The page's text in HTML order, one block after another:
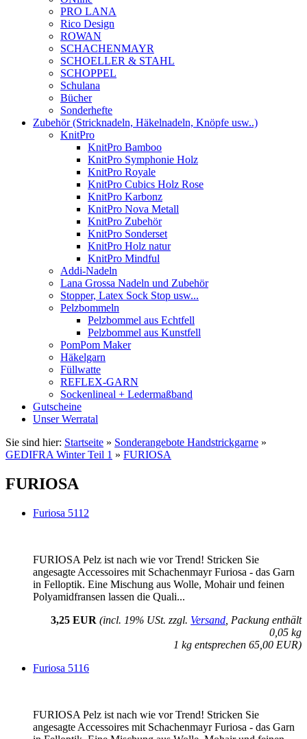
PRO LANA
Rico Design
ROWAN
SCHACHENMAYR
SCHOELLER & STAHL
SCHOPPEL
Schulana
Bücher
Sonderhefte
Zubehör (Stricknadeln, Häkelnadeln, Knöpfe usw..)
KnitPro
KnitPro Bamboo
KnitPro Symphonie Holz
KnitPro Royale
KnitPro Cubics Holz Rose
KnitPro Karbonz
KnitPro Nova Metall
KnitPro Zubehör
KnitPro Sonderset
KnitPro Holz natur
KnitPro Mindful
Addi-Nadeln
Lana Grossa Nadeln und Zubehör
Stopper, Latex Sock Stop usw...
Pelzbommeln
Pelzbommel aus Echtfell
Pelzbommel aus Kunstfell
PomPom Maker
Häkelgarn
Füllwatte
REFLEX-GARN
Sockenlineal + Ledermaßband
Gutscheine
Unser Werratal
Sie sind hier: Startseite » Sonderangebote Handstrickgarne »
GEDIFRA Winter Teil 1 » FURIOSA
FURIOSA
Furiosa 5112
FURIOSA Pelz ist nach wie vor Trend! Stricken Sie
angesagte Accessoires mit Schachenmayr Furiosa - das Garn
in Felloptik. Eine Mischung aus Wolle, Mohair und feinen
Polyamidfransen lassen die Quali...
3,25 EUR (incl. 19% USt. zzgl. Versand , Packung enthält
0,05 kg
1 kg entsprechen 65,00 EUR)
Furiosa 5116
FURIOSA Pelz ist nach wie vor Trend! Stricken Sie
angesagte Accessoires mit Schachenmayr Furiosa - das Garn